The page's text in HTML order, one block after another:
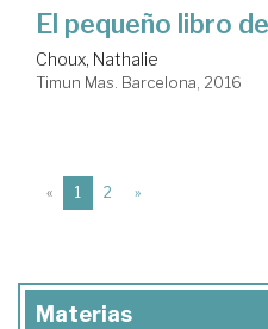
El pequeño libro
Choux, Nathalie
Timun Mas. Barcelona, 2016
« 1 (current)
2 »
Materias